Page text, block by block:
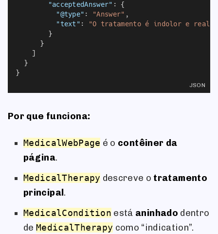
"acceptedAnswer" : {
"@type" : "Answer" ,
"text" :
"O tratamento é indolor e
        }
      }
    ]
  }
}
JSON
Por que funciona:
MedicalWebPage é o contêiner da
página.
MedicalTherapy descreve o tratamento
principal .
MedicalCondition está aninhado dentro
de MedicalTherapy como “indication”.